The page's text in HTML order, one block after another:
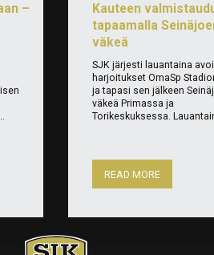
–
Kauteen
tapaamalla
väkeä
SJK järjesti lauantaina
harjoitukset OmaSp
ja tapasi sen jälkeen
väkeä Primassa ja
Torikeskuksessa.
READ MORE